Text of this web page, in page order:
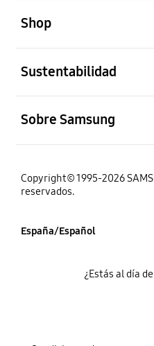
Shop
Sustentabilidad
Sobre Samsung
Copyright© 1995-2026
reservados.
España/Español
¿Estás al día